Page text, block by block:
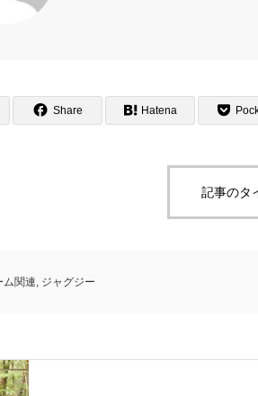
Share Hatena
記事のタ
ム関連, ジャグジー